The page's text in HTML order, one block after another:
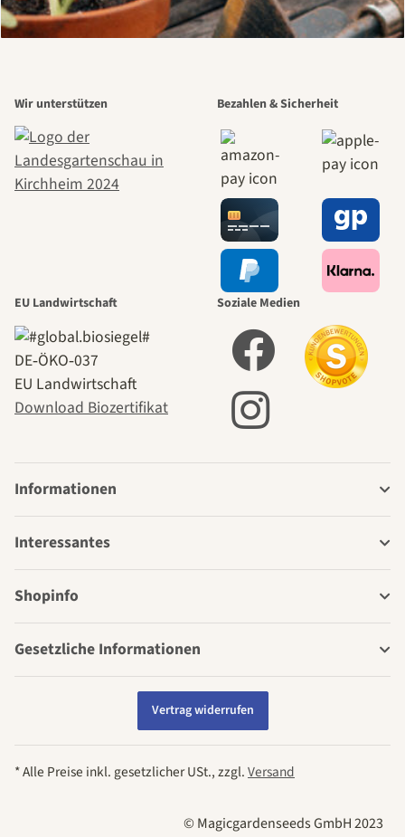
Wir unterstützen Bezahlen & Sicherheit
EU Landwirtschaft
DE‑ÖKO‑037
EU Landwirtschaft
Download Biozertifikat
Soziale Medien
Informationen
Interessantes
Shopinfo
Gesetzliche Informationen
Vertrag widerrufen
* Alle Preise inkl. gesetzlicher USt., zzgl.Versand
© Magicgardenseeds GmbH 2023